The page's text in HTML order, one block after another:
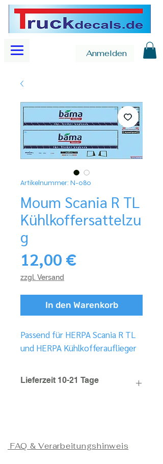
Anmelden
Artikelnummer: N-080
Moum Scania R TL
Kühlkoffersattelzu
g
12,00 €Preis
zzgl. Versand
In den Warenkorb
Passend für HERPA Scania R TL
und HERPA Kühlkofferauflieger
Lieferzeit 10-21 Tage
FAQ & Verarbeitungshinweis